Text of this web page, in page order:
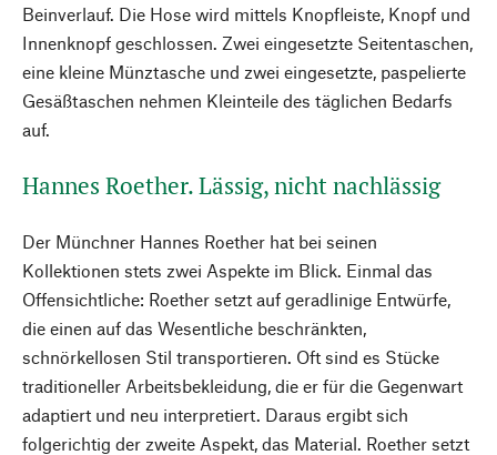
Beinverlauf. Die Hose wird mittels Knopfleiste, Knopf und
Innenknopf geschlossen. Zwei eingesetzte Seitentaschen,
eine kleine Münztasche und zwei eingesetzte, paspelierte
Gesäßtaschen nehmen Kleinteile des täglichen Bedarfs
auf.
Hannes Roether. Lässig, nicht nachlässig
Der Münchner Hannes Roether hat bei seinen
Kollektionen stets zwei Aspekte im Blick. Einmal das
Offensichtliche: Roether setzt auf geradlinige Entwürfe,
die einen auf das Wesentliche beschränkten,
schnörkellosen Stil transportieren. Oft sind es Stücke
traditioneller Arbeitsbekleidung, die er für die Gegenwart
adaptiert und neu interpretiert. Daraus ergibt sich
folgerichtig der zweite Aspekt, das Material. Roether setzt